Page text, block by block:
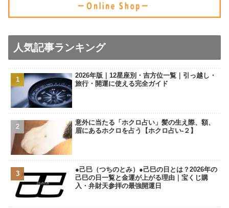
人気記事ランキング
2026年版｜12星座別・吉方位一覧｜引っ越し・
旅行・開運に使える完全ガイド
意外に当たる「ホクロ占い」髪の生え際、額、
眉にあるホクロを占う【ホクロ占い‐２】
●己巳（つちのとみ）●己巳の日とは？2026年の
己巳の日一覧と金運が上がる理由｜宝くじ購
入・弁財天参拝の最強開運日